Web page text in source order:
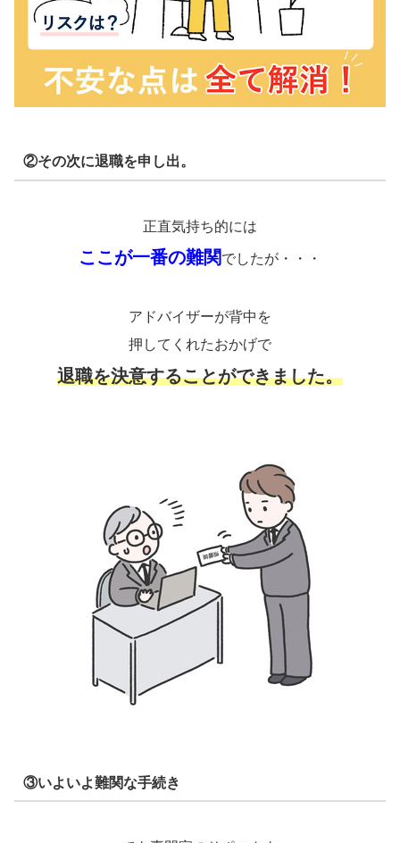
②その次に退職を申し出。
正直気持ち的には
ここが一番の難関でしたが・・・
アドバイザーが背中を
押してくれたおかげで
退職を決意することができました。
③いよいよ難関な手続き